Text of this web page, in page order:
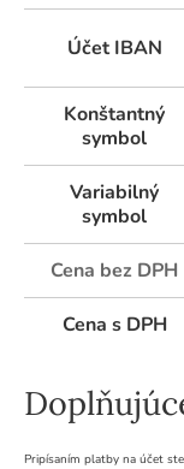
Účet IBAN
Konštantný
symbol
Variabilný
symbol
Cena bez DPH
Cena s DPH
Pripísaním platby na účet